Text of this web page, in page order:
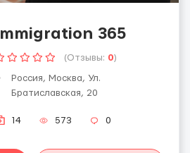
Immigration 365
(Отзывы: 0)
Россия, Москва, Ул.
Братиславская, 20
14 573 0